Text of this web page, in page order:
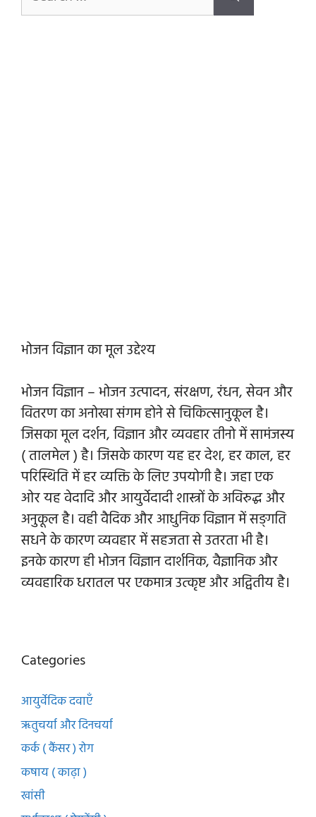
for:
भोजन विज्ञान का मूल उद्देश्य
भोजन विज्ञान – भोजन उत्पादन, संरक्षण, रंधन, सेवन और
वितरण का अनोखा संगम होने से चिकित्सानुकूल है।
जिसका मूल दर्शन, विज्ञान और व्यवहार तीनो में सामंजस्य
( तालमेल ) है। जिसके कारण यह हर देश, हर काल, हर
परिस्थिति में हर व्यक्ति के लिए उपयोगी है। जहा एक
ओर यह वेदादि और आयुर्वेदादी शास्त्रों के अविरुद्ध और
अनुकूल है। वही वैदिक और आधुनिक विज्ञान में सङ्गति
सधने के कारण व्यवहार में सहजता से उतरता भी है।
इनके कारण ही भोजन विज्ञान दार्शनिक, वैज्ञानिक और
व्यवहारिक धरातल पर एकमात्र उत्कृष्ट और अद्वितीय है।
Categories
आयुर्वेदिक दवाएँ
ऋतुचर्या और दिनचर्या
कर्क ( कैंसर ) रोग
कषाय ( काढ़ा )
खांसी